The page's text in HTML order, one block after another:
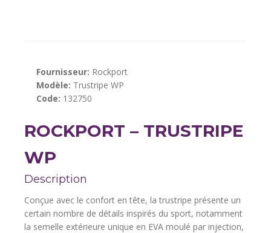
Fournisseur: Rockport
Modèle: Trustripe WP
Code: 132750
ROCKPORT – TRUSTRIPE
WP
Description
Conçue avec le confort en tête, la trustripe présente un
certain nombre de détails inspirés du sport, notamment
la semelle extérieure unique en EVA moulé par injection,